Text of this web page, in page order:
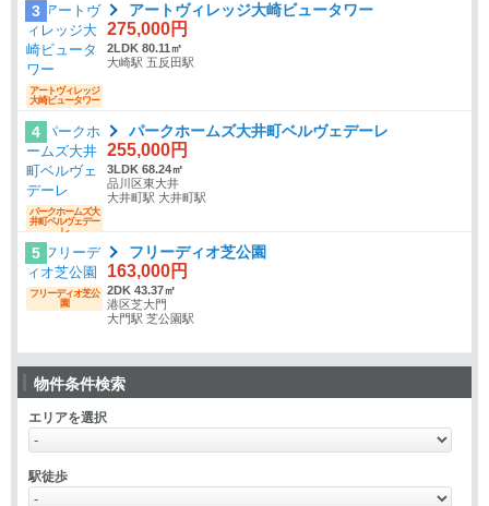
3
アートヴィレッジ
大崎ビュータワー
アートヴィレッジ大崎ビュータワー
275,000円
2LDK 80.11㎡
大崎駅 五反田駅
4
パークホームズ大
井町ベルヴェデー
レ
パークホームズ大井町ベルヴェデーレ
255,000円
3LDK 68.24㎡
品川区東大井
大井町駅 大井町駅
5
フリーディオ芝公
園
フリーディオ芝公園
163,000円
2DK 43.37㎡
港区芝大門
大門駅 芝公園駅
物件条件検索
エリアを選択
駅徒歩